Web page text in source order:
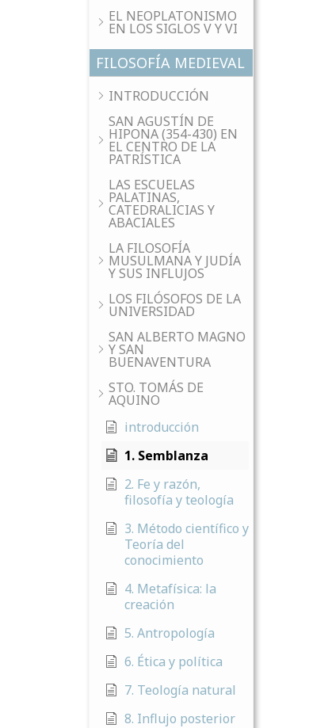
EL NEOPLATONISMO
EN LOS SIGLOS V Y VI
FILOSOFÍA MEDIEVAL
INTRODUCCIÓN
SAN AGUSTÍN DE
HIPONA (354-430) EN
EL CENTRO DE LA
PATRÍSTICA
LAS ESCUELAS
PALATINAS,
CATEDRALICIAS Y
ABACIALES
LA FILOSOFÍA
MUSULMANA Y JUDÍA
Y SUS INFLUJOS
LOS FILÓSOFOS DE LA
UNIVERSIDAD
SAN ALBERTO MAGNO
Y SAN
BUENAVENTURA
STO. TOMÁS DE
AQUINO
introducción
1. Semblanza
2. Fe y razón,
filosofía y teología
3. Método científico y
Teoría del
conocimiento
4. Metafísica: la
creación
5. Antropología
6. Ética y política
7. Teología natural
8. Influjo posterior